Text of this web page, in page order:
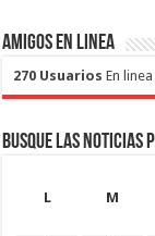
Amigos en Linea
270 Usuarios En linea
Busque las noticias
L
M